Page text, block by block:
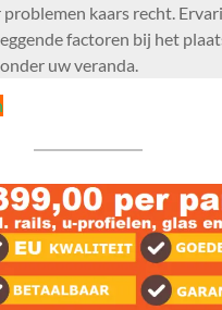
kaars recht.
factoren bij het
uw veranda.